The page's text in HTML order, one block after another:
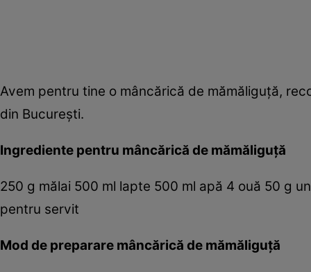
Avem pentru tine o mâncărică de mămăliguţă,
din Bucureşti.
Ingrediente pentru mâncărică de mămăliguţă
250 g mălai 500 ml lapte 500 ml apă 4 ouă 50 g
pentru servit
Mod de preparare mâncărică de mămăliguţă